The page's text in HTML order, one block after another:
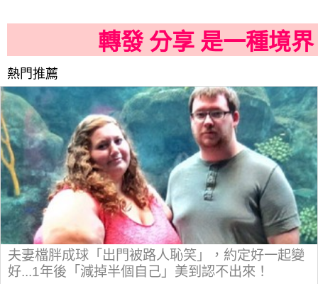
轉發 分享 是一種境界
熱門推薦
夫妻檔胖成球「出門被路人恥笑」，約定好一起變
好...1年後「減掉半個自己」美到認不出來！